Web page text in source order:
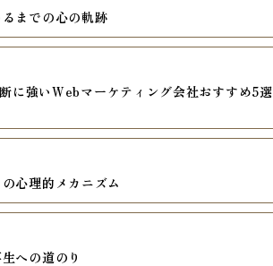
までの心の軌跡
に強いWebマーケティング会社おすすめ5選
心理的メカニズム
への道のり